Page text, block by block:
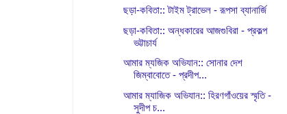
ছড়া-কবিতা:: টাইম ট্রাভেল - রূপসা ব্যানার্জি
ছড়া-কবিতা:: অন্ধকারের আজগুবিরা - প্রকল্প
ভট্টাচার্য
আমার ম্যজিক অভিযান:: সোনার দেশ
জিম্বাবোতে - প্রদীপ...
আমার ম্যাজিক অভিযান:: হিরণগাঁওয়ের স্মৃতি -
সুদীপ চ...